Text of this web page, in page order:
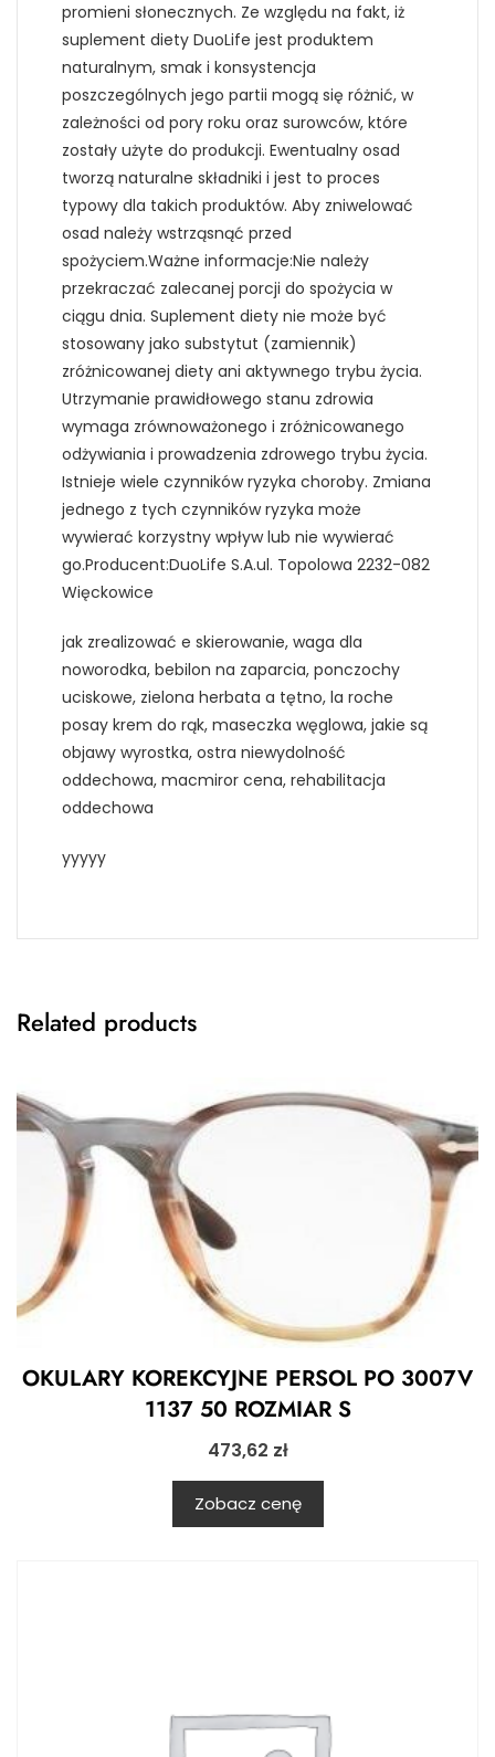
promieni słonecznych. Ze względu na fakt, iż
suplement diety DuoLife jest produktem
naturalnym, smak i konsystencja
poszczególnych jego partii mogą się różnić, w
zależności od pory roku oraz surowców, które
zostały użyte do produkcji. Ewentualny osad
tworzą naturalne składniki i jest to proces
typowy dla takich produktów. Aby zniwelować
osad należy wstrząsnąć przed
spożyciem.Ważne informacje:Nie należy
przekraczać zalecanej porcji do spożycia w
ciągu dnia. Suplement diety nie może być
stosowany jako substytut (zamiennik)
zróżnicowanej diety ani aktywnego trybu życia.
Utrzymanie prawidłowego stanu zdrowia
wymaga zrównoważonego i zróżnicowanego
odżywiania i prowadzenia zdrowego trybu życia.
Istnieje wiele czynników ryzyka choroby. Zmiana
jednego z tych czynników ryzyka może
wywierać korzystny wpływ lub nie wywierać
go.Producent:DuoLife S.A.ul. Topolowa 2232-082
Więckowice
jak zrealizować e skierowanie, waga dla
noworodka, bebilon na zaparcia, ponczochy
uciskowe, zielona herbata a tętno, la roche
posay krem do rąk, maseczka węglowa, jakie są
objawy wyrostka, ostra niewydolność
oddechowa, macmiror cena, rehabilitacja
oddechowa
yyyyy
Related products
OKULARY KOREKCYJNE PERSOL PO 3007V
1137 50 ROZMIAR S
473,62 zł
Zobacz cenę